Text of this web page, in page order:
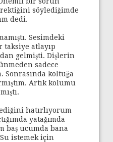
söylediğimde
dedi.
Sesimdeki
taksiye atlayıp
gelmişti. Dişlerin
sadece
Sonrasında koltuğa
Artık kolumu
hatırlıyorum
yatağımda
baş ucumda bana
Su istemek için